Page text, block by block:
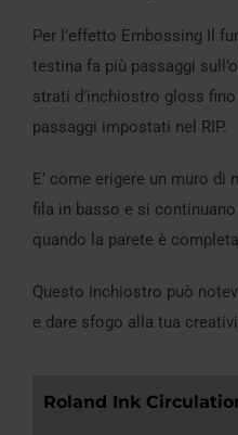
Per l’effetto Embossing Il
testina fa più passaggi
strati d’inchiostro gloss
passaggi impostati nel RIP.
E’ come erigere un muro
fila in basso e si
quando la parete è
Questo inchiostro può
e dare sfogo alla tua
Roland Ink